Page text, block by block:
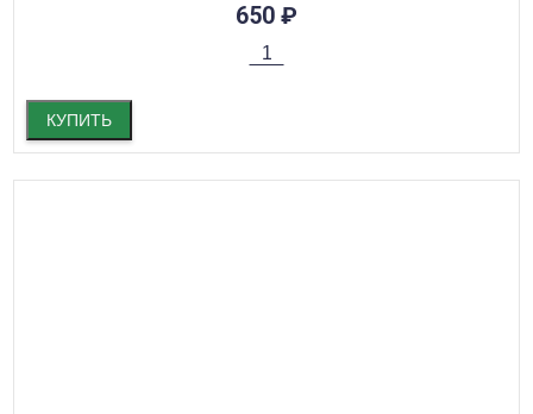
650 ₽
КУПИТЬ